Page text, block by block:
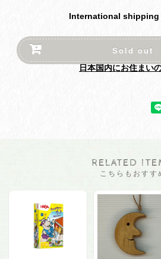
International shipping
Sold out
日本国内にお住まい
RELATED
こちらもおすす